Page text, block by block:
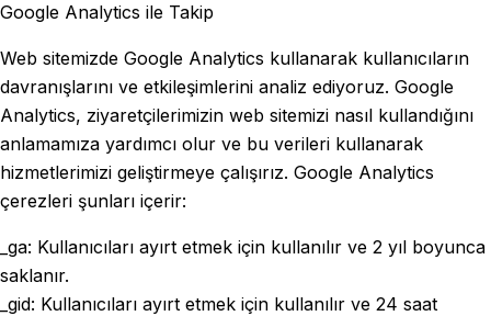
Google Analytics ile Takip
Web sitemizde Google Analytics kullanarak kullanıcıların
davranışlarını ve etkileşimlerini analiz ediyoruz. Google
Analytics, ziyaretçilerimizin web sitemizi nasıl kullandığını
anlamamıza yardımcı olur ve bu verileri kullanarak
hizmetlerimizi geliştirmeye çalışırız. Google Analytics
çerezleri şunları içerir:
_ga: Kullanıcıları ayırt etmek için kullanılır ve 2 yıl boyunca
saklanır.
_gid: Kullanıcıları ayırt etmek için kullanılır ve 24 saat